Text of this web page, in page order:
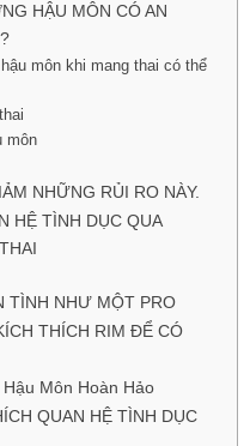
HẬU MÔN CÓ AN
môn khi mang thai có thể
môn
NHỮNG RỦI RO NÀY.
HỆ TÌNH DỤC QUA
TÌNH NHƯ MỘT PRO
THÍCH RIM ĐỂ CÓ
Môn Hoàn Hảo
QUAN HỆ TÌNH DỤC